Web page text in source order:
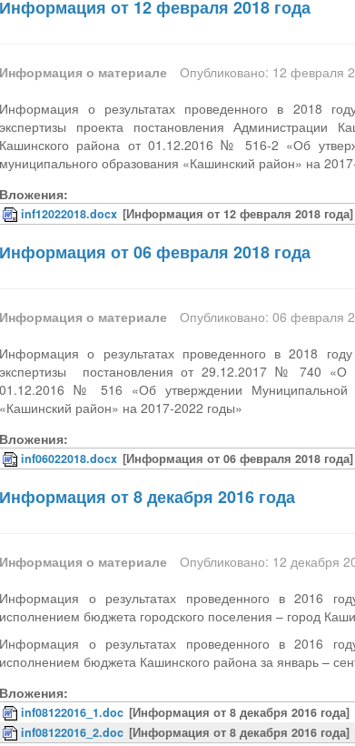
Информация от 12 февраля 2018 года
Информация о материале
Опубликовано: 12 февраля
Информация о результатах проведенного в 2018
экспертизы проекта постановления Администрации
Кашинского района от 01.12.2016 № 516-2 «Об
муниципального образования «Кашинский район» на
Вложения:
inf12022018.docx [Информация от 12 февраля 2018 года]
Информация от 06 февраля 2018 года
Информация о материале
Опубликовано: 06 февраля
Информация о результатах проведенного в 2018
экспертизы постановления от 29.12.2017 № 740 «О
01.12.2016 № 516 «Об утверждении Муниципальной
«Кашинский район» на 2017-2022 годы»
Вложения:
inf06022018.docx [Информация от 06 февраля 2018 года]
Информация от 8 декабря 2016 года
Информация о материале
Опубликовано: 12 декабря
Информация о результатах проведенного в 2016
исполнением бюджета городского поселения – город
Информация о результатах проведенного в 2016
исполнением бюджета Кашинского района за январь –
Вложения:
inf08122016_1.doc [Информация от 8 декабря 2016 года]
inf08122016_2.doc [Информация от 8 декабря 2016 года]